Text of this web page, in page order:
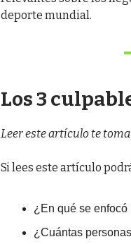
deporte mundial.
Los 3
Leer este artículo te
Si lees este artículo
¿En qué se
¿Cuántas